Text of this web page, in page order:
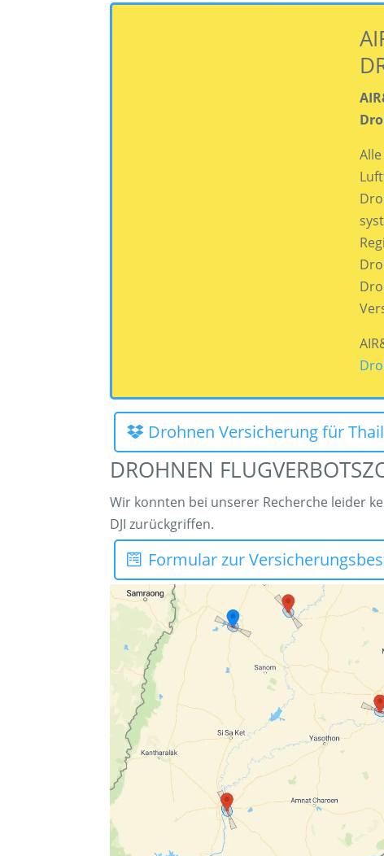
Drohnen Versicherung für
DROHNEN
Wir konnten bei unserer Recherche leider
DJI zurückgriffen.
Formular zur